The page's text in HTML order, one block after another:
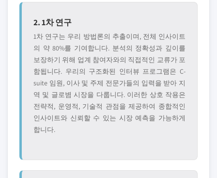
2. 1차 연구
1차 연구는 우리 방법론의 추출이며, 전체 인사이트
의 약 80%를 기여합니다. 분석의 정확성과 깊이를
보장하기 위해 업계 참여자와의 직접적인 교류가 포
함됩니다. 우리의 구조화된 인터뷰 프로그램은 C-
suite 임원, 이사 및 주제 전문가들의 입력을 받아 지
역 및 글로볌 시장을 다룹니다. 이러한 상호 작용은
전략적, 운영적, 기술적 관점을 제공하여 종합적인
인사이트와 신뢰할 수 있는 시장 예측을 가능하게
합니다.